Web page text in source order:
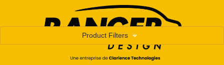
Product Filters